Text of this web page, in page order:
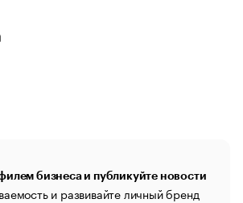
бизнеса и публикуйте новости
и развивайте личный бренд